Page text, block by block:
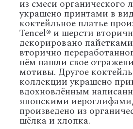
из смеси органического
украшено принтами в
коктейльное платье
Tencel® и шерсти
декорировано
вторично
нём нашли свое
мотивы. Другое
коллекции украшено
вдохновлённым
японскими
произведено из
шёлка и хлопка.